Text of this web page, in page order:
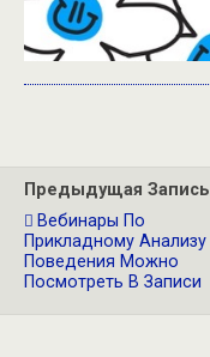
Предыдущая Запись
Вебинары По
Прикладному Анализу
Поведения Можно
Посмотреть В Записи